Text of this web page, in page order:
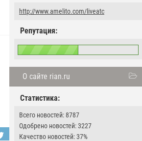
http://www.amelito.com/liveatc
Репутация:
О сайте rian.ru
Статистика:
Всего новостей: 8787
Одобрено новостей: 3227
Качество новостей: 37%